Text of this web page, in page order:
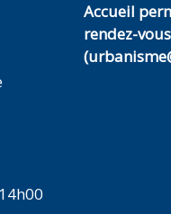
Accueil
rendez-